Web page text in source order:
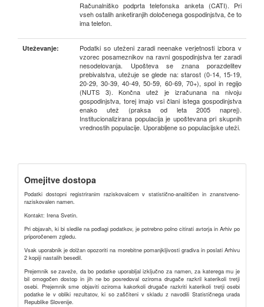
Računalniško podprta telefonska anketa (CATI). Pri
vseh ostalih anketiranjih določenega gospodinjstva, če to
ima telefon.
Uteževanje:
Podatki so uteženi zaradi neenake verjetnosti izbora v
vzorec posameznikov na ravni gospodinjstva ter zaradi
nesodelovanja. Upošteva se znana porazdelitev
prebivalstva, utežuje se glede na: starost (0-14, 15-19,
20-29, 30-39, 40-49, 50-59, 60-69, 70+), spol in regijo
(NUTS 3). Končna utež je izračunana na nivoju
gospodinjstva, torej imajo vsi člani istega gospodinjstva
enako utež (praksa od leta 2005 naprej).
Institucionalizirana populacija je upoštevana pri skupnih
vrednostih populacije. Uporabljene so populacijske uteži.
Omejitve dostopa
Podatki dostopni registriranim raziskovalcem v statistično-analitičen in znanstveno-
raziskovalen namen.
Kontakt: Irena Svetin.
Pri objavah, ki bi sledile na podlagi podatkov, je potrebno polno citirati avtorja in Arhiv po
priporočenem zgledu.
Vsak uporabnik je dolžan opozoriti na morebitne pomanjkljivosti gradiva in poslati Arhivu
2 kopiji nastalih besedil.
Prejemnik se zaveže, da bo podatke uporabljal izključno za namen, za katerega mu je
bil omogočen dostop in jih ne bo posredoval oziroma drugače razkril katerikoli tretji
osebi. Prejemnik sme objaviti oziroma kakorkoli drugače razkriti katerikoli tretji osebi
podatke le v obliki rezultatov, ki so zaščiteni v skladu z navodili Statističnega urada
Republike Slovenije.